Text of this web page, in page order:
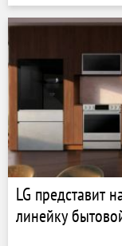
LG представит
линейку